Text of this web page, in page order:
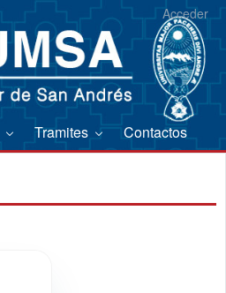
Acceder
Tramites Contactos